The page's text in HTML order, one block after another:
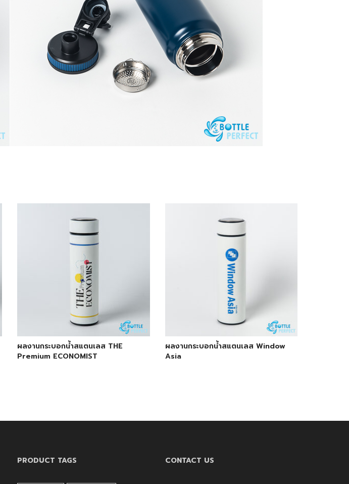
ผลงานกระบอกน้ำสแตนเลส THE
Premium ECONOMIST
ผลงานกระบอกน้ำสแตนเลส Window
Asia
PRODUCT TAGS CONTACT US